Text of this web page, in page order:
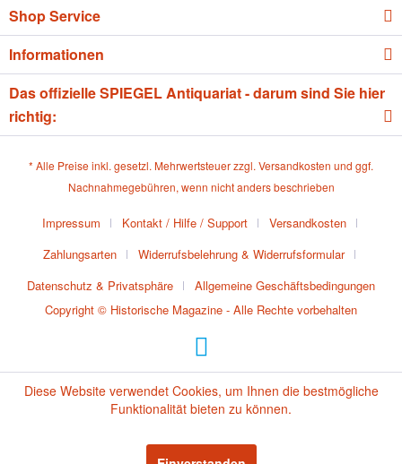
Shop Service
Informationen
Das offizielle SPIEGEL Antiquariat - darum sind Sie hier
richtig:
* Alle Preise inkl. gesetzl. Mehrwertsteuer zzgl. Versandkosten und ggf.
Nachnahmegebühren, wenn nicht anders beschrieben
Impressum Kontakt / Hilfe / Support
Versandkosten
Zahlungsarten
Widerrufsbelehrung & Widerrufsformular
Datenschutz & Privatsphäre
Allgemeine Geschäftsbedingungen
Copyright © Historische Magazine - Alle Rechte vorbehalten
Diese Website verwendet Cookies, um Ihnen die bestmögliche
Funktionalität bieten zu können.